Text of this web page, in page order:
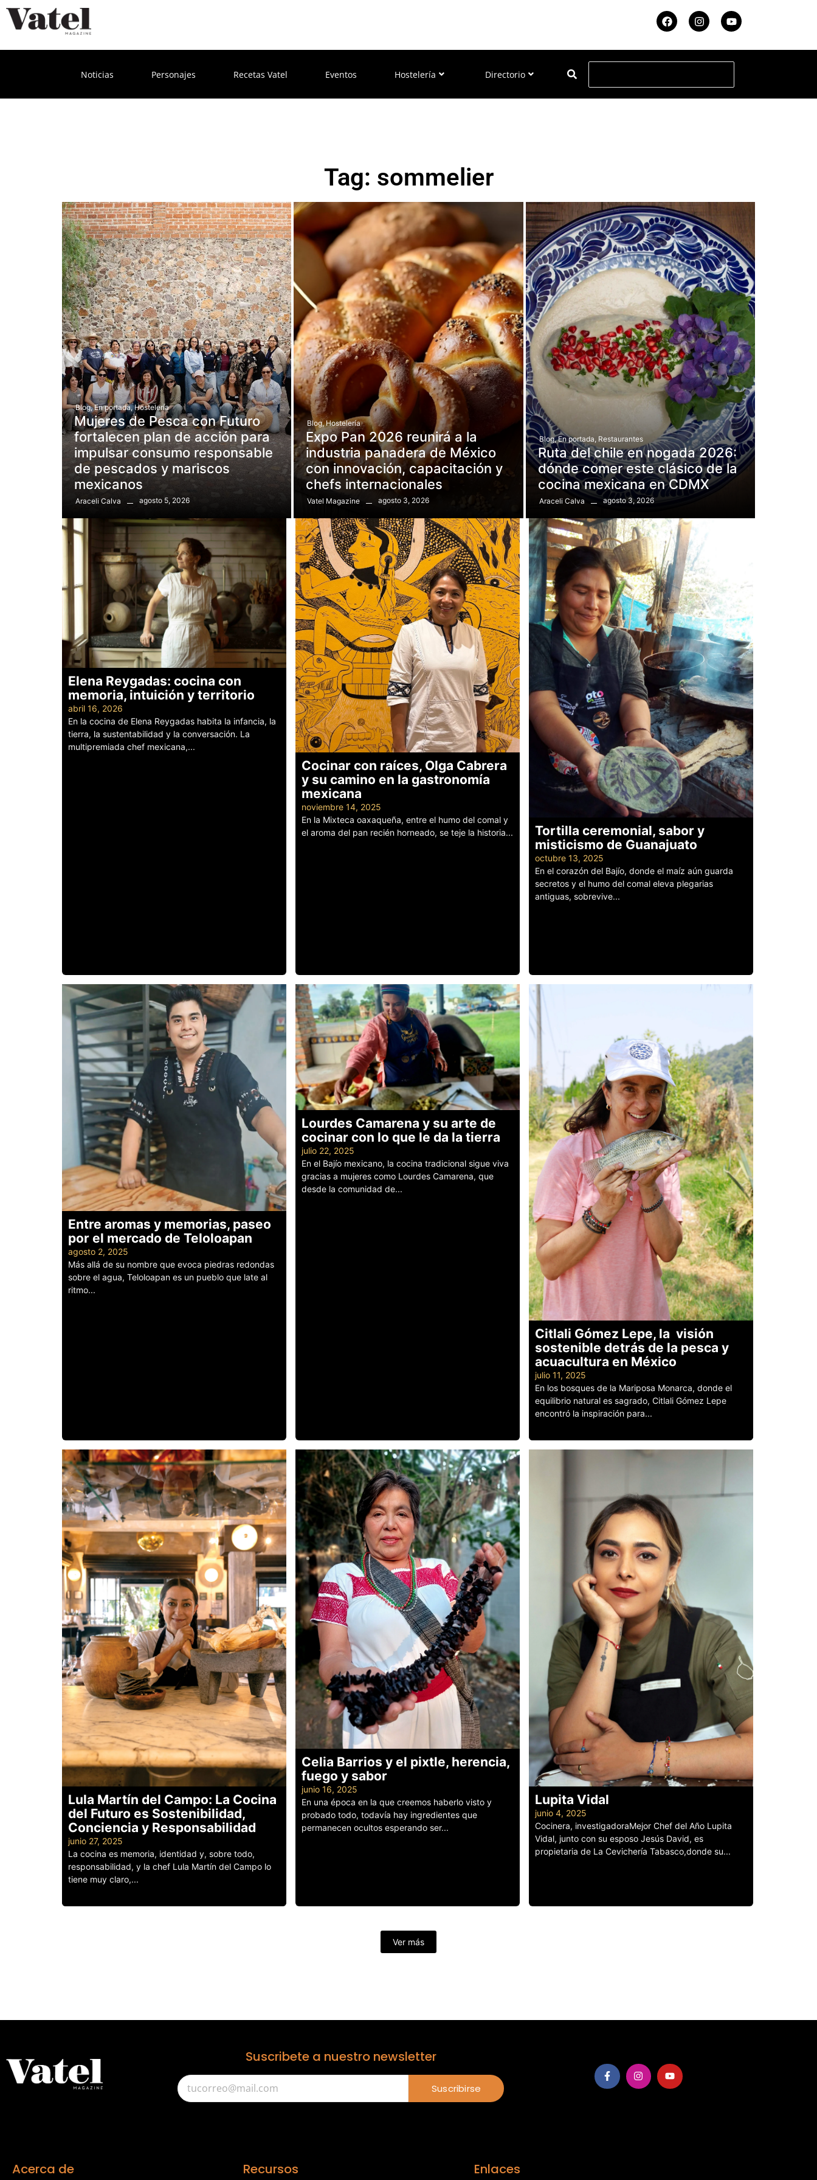
Noticias Personajes Recetas Vatel Eventos Hostelería Directorio
Tag: sommelier
Blog, En portada, Hostelería
Mujeres de Pesca con Futuro
fortalecen plan de acción para
impulsar consumo responsable
de pescados y mariscos
mexicanos
Araceli Calva agosto 5, 2026
Blog, Hostelería
Expo Pan 2026 reunirá a la
industria panadera de México
con innovación, capacitación y
chefs internacionales
Vatel Magazine agosto 3, 2026
Blog, En portada, Restaurantes
Ruta del chile en nogada 2026:
dónde comer este clásico de la
cocina mexicana en CDMX
Araceli Calva agosto 3, 2026
Elena Reygadas: cocina con
memoria, intuición y territorio
abril 16, 2026
En la cocina de Elena Reygadas habita la infancia, la
tierra, la sustentabilidad y la conversación. La
multipremiada chef mexicana,...
Cocinar con raíces, Olga Cabrera
y su camino en la gastronomía
mexicana
noviembre 14, 2025
En la Mixteca oaxaqueña, entre el humo del comal y
el aroma del pan recién horneado, se teje la historia...
Tortilla ceremonial, sabor y
misticismo de Guanajuato
octubre 13, 2025
En el corazón del Bajío, donde el maíz aún guarda
secretos y el humo del comal eleva plegarias
antiguas, sobrevive...
Entre aromas y memorias, paseo
por el mercado de Teloloapan
agosto 2, 2025
Más allá de su nombre que evoca piedras redondas
sobre el agua, Teloloapan es un pueblo que late al
ritmo...
Lourdes Camarena y su arte de
cocinar con lo que le da la tierra
julio 22, 2025
En el Bajío mexicano, la cocina tradicional sigue viva
gracias a mujeres como Lourdes Camarena, que
desde la comunidad de...
Citlali Gómez Lepe, la visión
sostenible detrás de la pesca y
acuacultura en México
julio 11, 2025
En los bosques de la Mariposa Monarca, donde el
equilibrio natural es sagrado, Citlali Gómez Lepe
encontró la inspiración para...
Lula Martín del Campo: La Cocina
del Futuro es Sostenibilidad,
Conciencia y Responsabilidad
junio 27, 2025
La cocina es memoria, identidad y, sobre todo,
responsabilidad, y la chef Lula Martín del Campo lo
tiene muy claro,...
Celia Barrios y el pixtle, herencia,
fuego y sabor
junio 16, 2025
En una época en la que creemos haberlo visto y
probado todo, todavía hay ingredientes que
permanecen ocultos esperando ser...
Lupita Vidal
junio 4, 2025
Cocinera, investigadoraMejor Chef del Año Lupita
Vidal, junto con su esposo Jesús David, es
propietaria de La Cevichería Tabasco,donde su...
Ver más
Suscribete a nuestro newsletter
Suscribirse
Acerca de Recursos Enlaces